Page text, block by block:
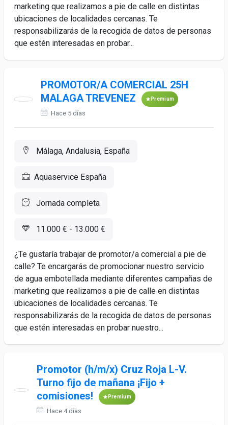
marketing que realizamos a pie de calle en distintas
ubicaciones de localidades cercanas. Te
responsabilizarás de la recogida de datos de personas
que estén interesadas en probar...
PROMOTOR/A COMERCIAL 25H
MALAGA TREVENEZ
Premium
Hace 5 días
Málaga, Andalusia, España
Aquaservice España
Jornada completa
11.000 € - 13.000 €
¿Te gustaría trabajar de promotor/a comercial a pie de
calle? Te encargarás de promocionar nuestro servicio
de agua embotellada mediante diferentes campañas de
marketing que realizamos a pie de calle en distintas
ubicaciones de localidades cercanas. Te
responsabilizarás de la recogida de datos de personas
que estén interesadas en probar nuestro...
Promotor (h/m/x) Cruz Roja L-V.
Turno fijo de mañana ¡Fijo +
comisiones!
Premium
Hace 4 días